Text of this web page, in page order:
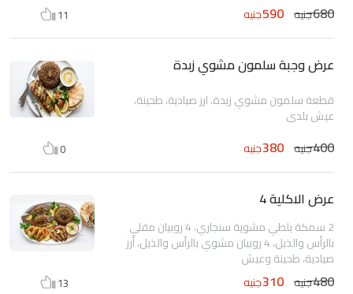
680جنيه 590جنيه 11
عرض وجبة سلمون مشوي زبدة
قطعة سلمون مشوي زبدة، ارز صيادية، طحينة،
عيش بلدي
400جنيه 380جنيه 0
عرض الاكلية 4
2 سمكة بلطي مشوية سنجاري، 4 روبيان مقلي
بالرأس والذيل، 4 روبيان مشوي بالرأس والذيل، أرز
صيادية، طحينة وعيش
480جنيه 310جنيه 13